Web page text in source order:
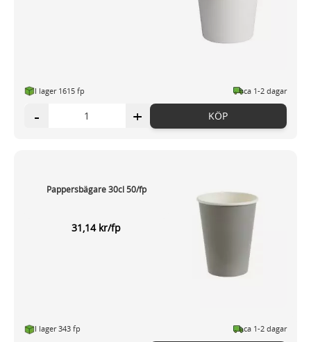
I lager 1615 fp ca 1-2 dagar
- + KÖP
Pappersbägare 30cl 50/fp
31,14 kr/fp
I lager 343 fp ca 1-2 dagar